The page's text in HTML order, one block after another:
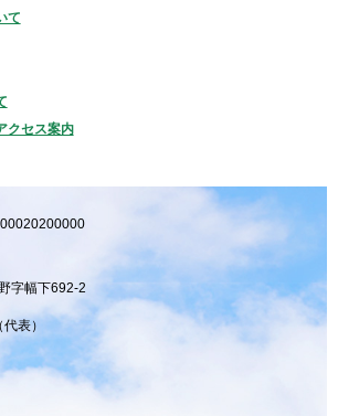
て
クセス案内
字幅下692-2
表）